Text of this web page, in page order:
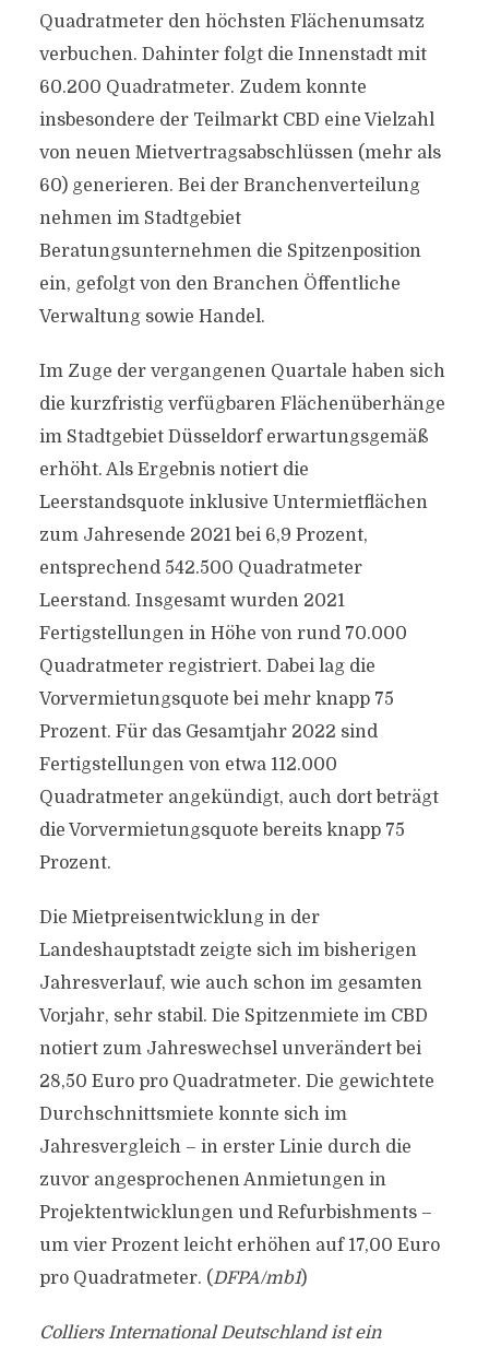
Quadratmeter den höchsten Flächenumsatz
verbuchen. Dahinter folgt die Innenstadt mit
60.200 Quadratmeter. Zudem konnte
insbesondere der Teilmarkt CBD eine Vielzahl
von neuen Mietvertragsabschlüssen (mehr als
60) generieren. Bei der Branchenverteilung
nehmen im Stadtgebiet
Beratungsunternehmen die Spitzenposition
ein, gefolgt von den Branchen Öffentliche
Verwaltung sowie Handel.
Im Zuge der vergangenen Quartale haben sich
die kurzfristig verfügbaren Flächenüberhänge
im Stadtgebiet Düsseldorf erwartungsgemäß
erhöht. Als Ergebnis notiert die
Leerstandsquote inklusive Untermietflächen
zum Jahresende 2021 bei 6,9 Prozent,
entsprechend 542.500 Quadratmeter
Leerstand. Insgesamt wurden 2021
Fertigstellungen in Höhe von rund 70.000
Quadratmeter registriert. Dabei lag die
Vorvermietungsquote bei mehr knapp 75
Prozent. Für das Gesamtjahr 2022 sind
Fertigstellungen von etwa 112.000
Quadratmeter angekündigt, auch dort beträgt
die Vorvermietungsquote bereits knapp 75
Prozent.
Die Mietpreisentwicklung in der
Landeshauptstadt zeigte sich im bisherigen
Jahresverlauf, wie auch schon im gesamten
Vorjahr, sehr stabil. Die Spitzenmiete im CBD
notiert zum Jahreswechsel unverändert bei
28,50 Euro pro Quadratmeter. Die gewichtete
Durchschnittsmiete konnte sich im
Jahresvergleich – in erster Linie durch die
zuvor angesprochenen Anmietungen in
Projektentwicklungen und Refurbishments –
um vier Prozent leicht erhöhen auf 17,00 Euro
pro Quadratmeter. (DFPA/mb1)
Colliers International Deutschland ist ein